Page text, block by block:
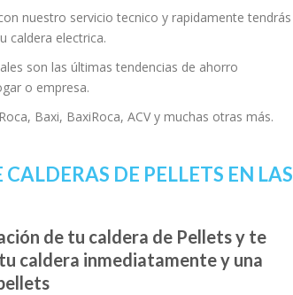
nuestro servicio tecnico y rapidamente tendrás
caldera electrica.
son las últimas tendencias de ahorro
o empresa.
Baxi, BaxiRoca, ACV y muchas otras más.
DE PELLETS EN LAS
de tu caldera de Pellets y te
caldera inmediatamente y una